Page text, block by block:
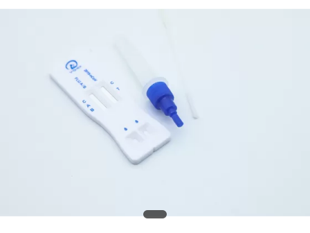
DEMANDEZ
CITATION